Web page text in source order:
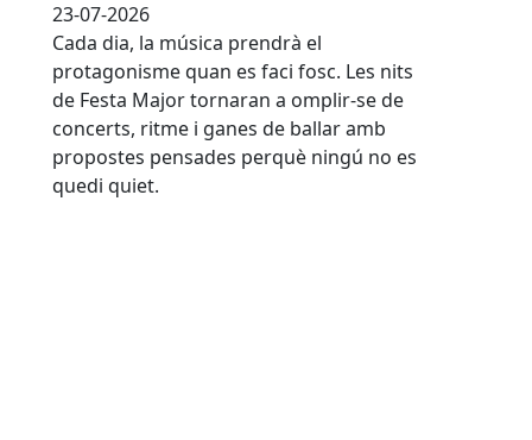
23-07-2026
Cada dia, la música prendrà el
protagonisme quan es faci fosc. Les nits
de Festa Major tornaran a omplir-se de
concerts, ritme i ganes de ballar amb
propostes pensades perquè ningú no es
quedi quiet.